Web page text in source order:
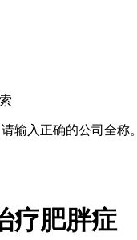
输入正确的公司全称。
疗肥胖症